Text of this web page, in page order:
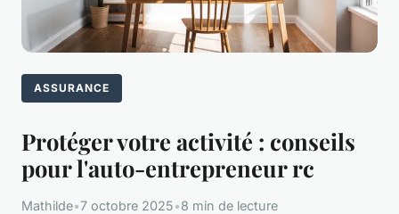
ASSURANCE
Protéger votre activité : conseils
pour l'auto-entrepreneur rc
Mathilde•7 octobre 2025•8 min de lecture